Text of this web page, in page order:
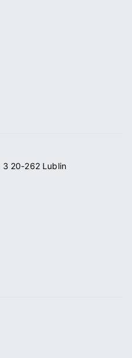
3 20-262 Lublin